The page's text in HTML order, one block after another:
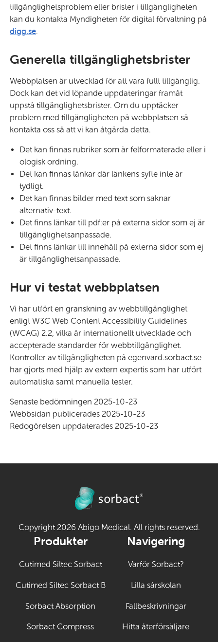
tillgänglighetsproblem eller brister i tillgängligheten
kan du kontakta Myndigheten för digital förvaltning på
digg.se.
Generella tillgänglighetsbrister
Webbplatsen är utvecklad för att vara fullt tillgänglig.
Dock kan det vid löpande uppdateringar framåt
uppstå tillgänglighetsbrister. Om du upptäcker
problem med tillgängligheten på webbplatsen så
kontakta oss så att vi kan åtgärda detta.
Det kan finnas rubriker som är felformaterade eller i
ologisk ordning.
Det kan finnas länkar där länkens syfte inte är
tydligt.
Det kan finnas bilder med text som saknar
alternativ-text.
Det finns länkar till pdf:er på externa sidor som ej är
tillgänglighetsanpassade.
Det finns länkar till innehåll på externa sidor som ej
är tillgänglighetsanpassade.
Hur vi testat webbplatsen
Vi har utfört en granskning av webbtillgänglighet
enligt W3C Web Content Accessibility Guidelines
(WCAG) 2.2, vilka är internationellt utvecklade och
accepterade standarder för webbtillgänglighet.
Kontroller av tillgängligheten på egenvard.sorbact.se
har gjorts med hjälp av extern expertis som har utfört
automatiska samt manuella tester.
Senaste bedömningen 2025-10-23
Webbsidan publicerades 2025-10-23
Redogörelsen uppdaterades 2025-10-23
Copyright 2026 Abigo Medical. All rights reserved.
Produkter
Cutimed Siltec Sorbact
Cutimed Siltec Sorbact B
Sorbact Absorption
Sorbact Compress
Navigering
Varför Sorbact?
Lilla sårskolan
Fallbeskrivningar
Hitta återförsäljare